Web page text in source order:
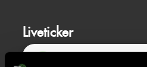
Liveticker